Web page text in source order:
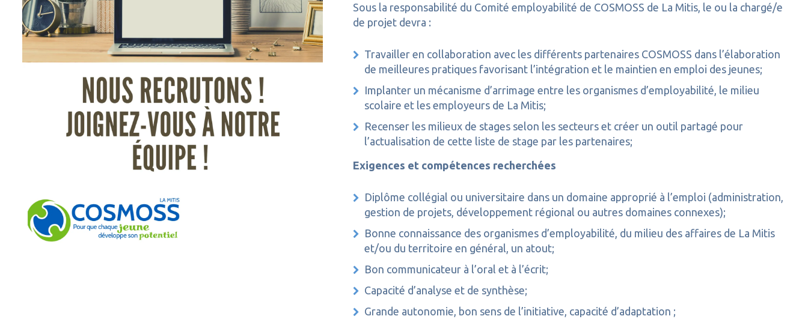
Sous la responsabilité du Comité employabilité de COSMOSS de La Mitis, le ou la chargé/e
de projet devra :
Travailler en collaboration avec les différents partenaires COSMOSS dans l’élaboration
de meilleures pratiques favorisant l’intégration et le maintien en emploi des jeunes;
Implanter un mécanisme d’arrimage entre les organismes d’employabilité, le milieu
scolaire et les employeurs de La Mitis;
Recenser les milieux de stages selon les secteurs et créer un outil partagé pour
l’actualisation de cette liste de stage par les partenaires;
Exigences et compétences recherchées
Diplôme collégial ou universitaire dans un domaine approprié à l’emploi (administration,
gestion de projets, développement régional ou autres domaines connexes);
Bonne connaissance des organismes d’employabilité, du milieu des affaires de La Mitis
et/ou du territoire en général, un atout;
Bon communicateur à l’oral et à l’écrit;
Capacité d’analyse et de synthèse;
Grande autonomie, bon sens de l’initiative, capacité d’adaptation ;